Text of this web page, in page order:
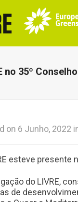
no 35º
on 6 Junho, 2022
esteve presente
do LIVRE,
de